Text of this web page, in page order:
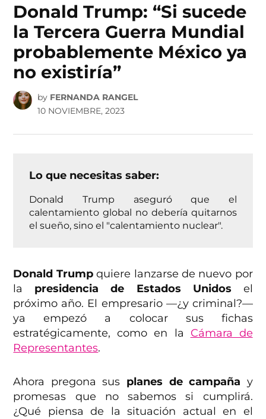
Donald Trump: “Si sucede
la Tercera Guerra Mundial
probablemente México ya
no existiría”
by FERNANDA RANGEL
10 NOVIEMBRE, 2023
Lo que necesitas saber:
Donald Trump aseguró que el
calentamiento global no debería quitarnos
el sueño, sino el "calentamiento nuclear".
Donald Trumpquiere lanzarse de nuevo por
la presidencia de Estados Unidos el
próximo año. El empresario —¿y criminal?—
ya empezó a colocar sus fichas
estratégicamente, como en la Cámara de
Representantes.
Ahora pregona sus planes de campaña y
promesas que no sabemos si cumplirá.
¿Qué piensa de la situación actual en el